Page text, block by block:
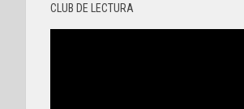
CLUB DE LECTURA